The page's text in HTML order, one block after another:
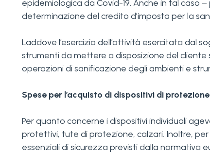
epidemiologica da Covid-19. Anche in tal caso
determinazione del credito d’imposta per la
Laddove l’esercizio dell’attività esercitata dal
strumenti da mettere a disposizione del
operazioni di sanificazione degli ambienti e
Spese per l’acquisto di dispositivi di
Per quanto concerne i dispositivi individuali
protettivi, tute di protezione, calzari. Inoltre,
essenziali di sicurezza previsti dalla normativa